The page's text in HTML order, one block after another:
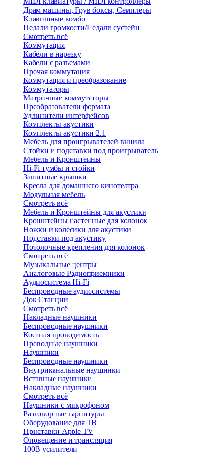
Драм машины, Грув боксы, Семплеры
Клавишные комбо
Педали громкости/Педали сустейн
Смотреть всё
Коммутация
Кабели в нарезку
Кабели с разъемами
Прочая коммутация
Коммутация и преобразование
Коммутаторы
Матричные коммутаторы
Преобразователи формата
Удлинители интерфейсов
Комплекты акустики
Комплекты акустики 2.1
Мебель для проигрывателей винила
Стойки и подставки под проигрыватель
Мебель и Кронштейны
Hi-Fi тумбы и стойки
Защитные крышки
Кресла для домашнего кинотеатра
Модульная мебель
Смотреть всё
Мебель и Кронштейны для акустики
Кронштейны настенные для колонок
Ножки и колесики для акустики
Подставки под акустику
Потолочные крепления для колонок
Смотреть всё
Музыкальные центры
Аналоговые Радиоприемники
Аудиосистема Hi-Fi
Беспроводные аудиосистемы
Док Станции
Смотреть всё
Накладные наушники
Беспроводные наушники
Костная проводимость
Проводные наушники
Наушники
Беспроводные наушники
Внутриканальные наушники
Вставные наушники
Накладные наушники
Смотреть всё
Наушники с микрофоном
Разговорные гарнитуры
Оборудование для ТВ
Приставки Apple TV
Оповещение и трансляция
100В усилители